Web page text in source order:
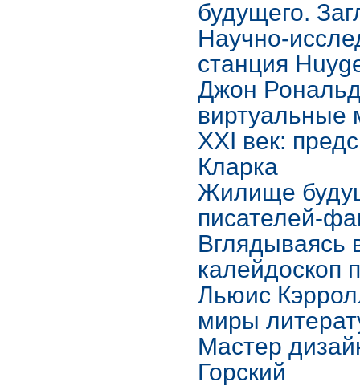
будущего.
Научно-
станция
Джон
виртуальные
XXI век:
Кларка
Жилище
писателей-
Вглядываясь
калейдоскоп
Льюис
миры
Мастер
Горский